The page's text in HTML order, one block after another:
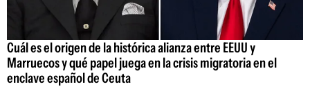
Cuál es el origen de la histórica alianza entre EEUU y
Marruecos y qué papel juega en la crisis migratoria en el
enclave español de Ceuta